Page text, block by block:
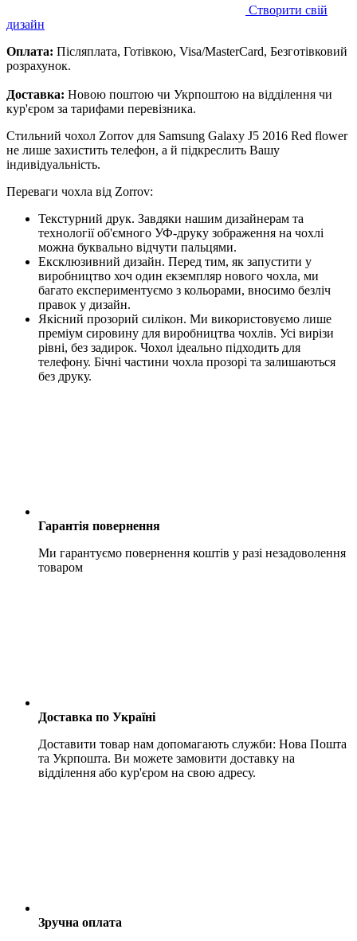
Створити свій
дизайн
Оплата: Післяплата, Готівкою, Visa/MasterCard, Безготівковий
розрахунок.
Доставка: Новою поштою чи Укрпоштою на відділення чи
кур'єром за тарифами перевізника.
Стильний чохол Zorrov для Samsung Galaxy J5 2016 Red flower
не лише захистить телефон, а й підкреслить Вашу
індивідуальність.
Переваги чохла від Zorrov:
Текстурний друк. Завдяки нашим дизайнерам та
технології об'ємного УФ-друку зображення на чохлі
можна буквально відчути пальцями.
Ексклюзивний дизайн. Перед тим, як запустити у
виробництво хоч один екземпляр нового чохла, ми
багато експериментуємо з кольорами, вносимо безліч
правок у дизайн.
Якісний прозорий силікон. Ми використовуємо лише
преміум сировину для виробництва чохлів. Усі вирізи
рівні, без задирок. Чохол ідеально підходить для
телефону. Бічні частини чохла прозорі та залишаються
без друку.
Гарантія повернення
Ми гарантуємо повернення коштів у разі незадоволення
товаром
Доставка по Україні
Доставити товар нам допомагають служби: Нова Пошта
та Укрпошта. Ви можете замовити доставку на
відділення або кур'єром на свою адресу.
Зручна оплата